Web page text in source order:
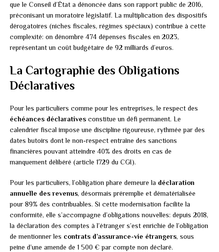
que le Conseil d’État a dénoncée dans son rapport public de 2016,
préconisant un moratoire législatif. La multiplication des dispositifs
dérogatoires (niches fiscales, régimes spéciaux) contribue à cette
complexité: on dénombre 474 dépenses fiscales en 2023,
représentant un coût budgétaire de 92 milliards d’euros.
La Cartographie des Obligations
Déclaratives
Pour les particuliers comme pour les entreprises, le respect des
échéances déclaratives constitue un défi permanent. Le
calendrier fiscal impose une discipline rigoureuse, rythmée par des
dates butoirs dont le non-respect entraîne des sanctions
financières pouvant atteindre 40% des droits en cas de
manquement délibéré (article 1729 du CGI).
Pour les particuliers, l’obligation phare demeure la déclaration
annuelle des revenus, désormais préremplie et dématérialisée
pour 89% des contribuables. Si cette modernisation facilite la
conformité, elle s’accompagne d’obligations nouvelles: depuis 2018,
la déclaration des comptes à l’étranger s’est enrichie de l’obligation
de mentionner les contrats d’assurance-vie étrangers, sous
peine d’une amende de 1 500 € par compte non déclaré.